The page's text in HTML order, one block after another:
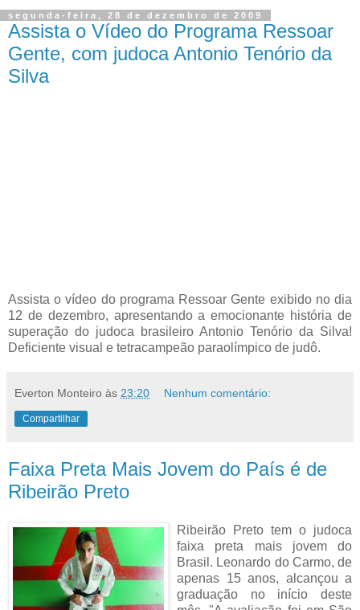
segunda-feira, 28 de dezembro de 2009
Assista o Vídeo do Programa Ressoar
Gente, com judoca Antonio Tenório da
Silva
Assista o vídeo do programa Ressoar Gente exibido no dia
12 de dezembro, apresentando a emocionante história de
superação do judoca brasileiro Antonio Tenório da Silva!
Deficiente visual e tetracampeão paraolímpico de judô.
Everton Monteiro às 23:20 Nenhum comentário:
Compartilhar
Faixa Preta Mais Jovem do País é de
Ribeirão Preto
Ribeirão Preto tem o judoca
faixa preta mais jovem do
Brasil. Leonardo do Carmo, de
apenas 15 anos, alcançou a
graduação no início deste